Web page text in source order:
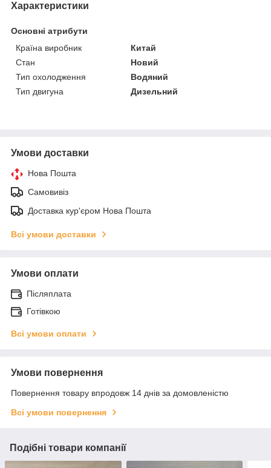
Характеристики
Основні атрибути
Країна виробник
Китай
Стан
Новий
Тип охолодження
Водяний
Тип двигуна
Дизельний
Умови доставки
Нова Пошта
Самовивіз
Доставка кур'єром Нова Пошта
Всі умови доставки
Умови оплати
Післяплата
Готівкою
Всі умови оплати
Умови повернення
Повернення товару впродовж 14 днів за домовленістю
Всі умови повернення
Подібні товари компанії